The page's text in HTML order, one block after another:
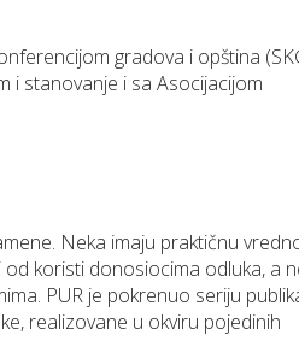
gradova i opština
i stanovanje i sa Asocijacijom
Neka imaju praktičnu
od koristi donosiocima odluka, a
PUR je pokrenuo seriju
realizovane u okviru pojedinih